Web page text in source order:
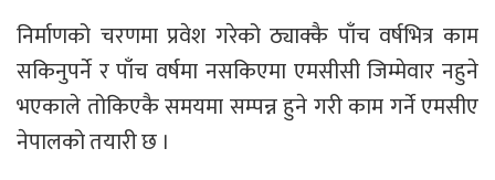
निर्माणको चरणमा प्रवेश गरेको ठ्याक्कै पाँच वर्षभित्र काम
सकिनुपर्ने र पाँच वर्षमा नसकिएमा एमसीसी जिम्मेवार नहुने
भएकाले तोकिएकै समयमा सम्पन्न हुने गरी काम गर्ने एमसीए
नेपालको तयारी छ ।